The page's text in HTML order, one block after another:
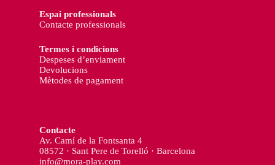
Espai professionals
Contacte professionals
Termes i condicions
Despeses d’enviament
Devolucions
Mètodes de pagament
Contacte
Av. Camí de la Fontsanta 4
08572 · Sant Pere de Torelló · Barcelona
info@mora-play.com